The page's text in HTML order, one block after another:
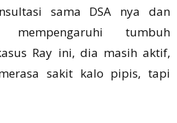
sama DSA nya dan
mempengaruhi tumbuh
Ray ini, dia masih aktif,
sakit kalo pipis, tapi